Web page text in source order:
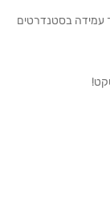
עמידה בסטנדרטים